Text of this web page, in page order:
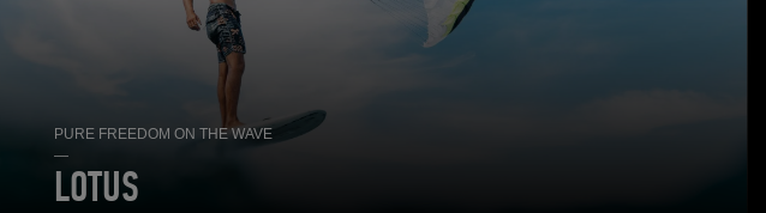
PURE FREEDOM ON THE WAVE
—
LOTUS